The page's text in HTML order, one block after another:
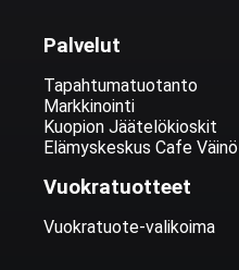
Palvelut
Tapahtumatuotanto
Markkinointi
Kuopion Jäätelökioskit
Elämyskeskus Cafe Väinö
Vuokratuotteet
Vuokratuote-valikoima